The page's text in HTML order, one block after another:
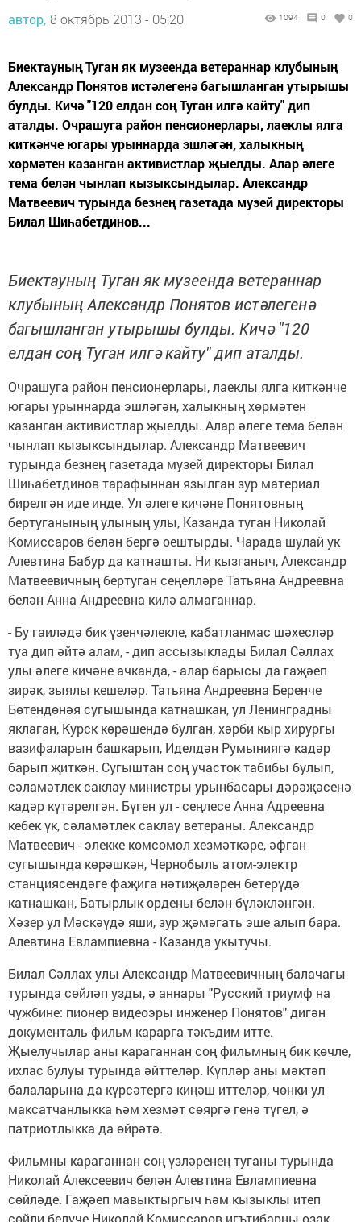
автор, 8 октябрь 2013 - 05:20 1094 0 0
Биектауның Туган як музеенда ветераннар клубының
Александр Понятов истәлегенә багышланган утырышы
булды. Кичә "120 елдан соң Туган илгә кайту" дип
аталды. Очрашуга район пенсионерлары, лаеклы ялга
киткәнче югары урыннарда эшләгән, халыкның
хөрмәтен казанган активистлар җыелды. Алар әлеге
тема белән чынлап кызыксындылар. Александр
Матвеевич турында безнең газетада музей директоры
Билал Шиһабетдинов...
Биектауның Туган як музеенда ветераннар
клубының Александр Понятов истәлегенә
багышланган утырышы булды. Кичә "120
елдан соң Туган илгә кайту" дип аталды.
Очрашуга район пенсионерлары, лаеклы ялга киткәнче
югары урыннарда эшләгән, халыкның хөрмәтен
казанган активистлар җыелды. Алар әлеге тема белән
чынлап кызыксындылар. Александр Матвеевич
турында безнең газетада музей директоры Билал
Шиһабетдинов тарафыннан язылган зур материал
бирелгән иде инде. Ул әлеге кичәне Понятовның
бертуганының улының улы, Казанда туган Николай
Комиссаров белән бергә оештырды. Чарада шулай ук
Алевтина Бабур да катнашты. Ни кызганыч, Александр
Матвеевичның бертуган сеңелләре Татьяна Андреевна
белән Анна Андреевна килә алмаганнар.
- Бу гаиләдә бик үзенчәлекле, кабатланмас шәхесләр
туа дип әйтә алам, - дип ассызыклады Билал Сәллах
улы әлеге кичәне ачканда, - алар барысы да гаҗәеп
зирәк, зыялы кешеләр. Татьяна Андреевна Беренче
Бөтендөнәя сугышында катнашкан, ул Ленинградны
яклаган, Курск көрәшендә булган, хәрби кыр хирургы
вазифаларын башкарып, Иделдән Румыниягә кадәр
барып җиткән. Сугыштан соң участок табибы булып,
сәламәтлек саклау министры урынбасары дәрәҗәсенә
кадәр күтәрелгән. Бүген ул - сеңлесе Анна Адреевна
кебек үк, сәламәтлек саклау ветераны. Александр
Матвеевич - элекке комсомол хезмәткәре, әфган
сугышында көрәшкән, Чернобыль атом-электр
станциясендәге фаҗига нәтиҗәләрен бетерүдә
катнашкан, Батырлык ордены белән бүләкләнгән.
Хәзер ул Мәскәүдә яши, зур җәмәгать эше алып бара.
Алевтина Евлампиевна - Казанда укытучы.
Билал Сәллах улы Александр Матвеевичның балачагы
турында сөйләп узды, ә аннары "Русский триумф на
чужбине: пионер видеоэры инженер Понятов" дигән
документаль фильм карарга тәкъдим итте.
Җыелучылар аны караганнан соң фильмның бик көчле,
ихлас булуы турында әйттеләр. Күпләр аны мәктәп
балаларына да күрсәтергә киңәш иттеләр, чөнки ул
максатчанлыкка һәм хезмәт сөяргә генә түгел, ә
патриотлыкка да өйрәтә.
Фильмны караганнан соң үзләренең туганы турында
Николай Алексеевич белән Алевтина Евлампиевна
сөйләде. Гаҗәеп мавыктыргыч һәм кызыклы итеп